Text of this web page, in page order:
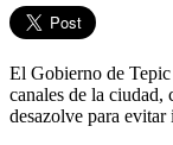
El Gobierno de
canales de la ciudad,
desazolve para